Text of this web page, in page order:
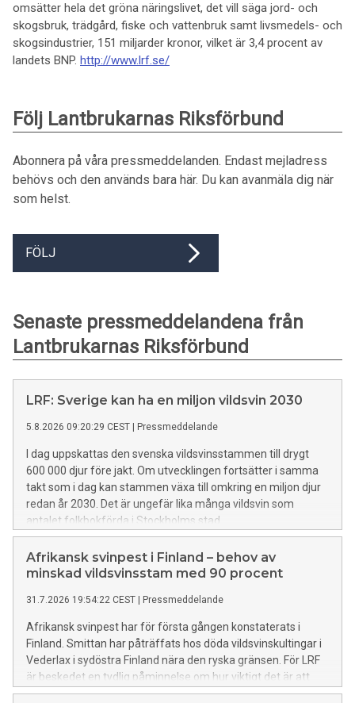
omsätter hela det gröna näringslivet, det vill säga jord- och
skogsbruk, trädgård, fiske och vattenbruk samt livsmedels- och
skogsindustrier, 151 miljarder kronor, vilket är 3,4 procent av
landets BNP. http://www.lrf.se/
Följ Lantbrukarnas Riksförbund
Abonnera på våra pressmeddelanden. Endast mejladress
behövs och den används bara här. Du kan avanmäla dig när
som helst.
FÖLJ
Senaste pressmeddelandena från
Lantbrukarnas Riksförbund
LRF: Sverige kan ha en miljon vildsvin 2030
5.8.2026 09:20:29 CEST Pressmeddelande
I dag uppskattas den svenska vildsvinsstammen till drygt
600 000 djur före jakt. Om utvecklingen fortsätter i samma
takt som i dag kan stammen växa till omkring en miljon djur
redan år 2030. Det är ungefär lika många vildsvin som
antalet folkbokförda i Stockholms stad.
Afrikansk svinpest i Finland – behov av
minskad vildsvinsstam med 90 procent
31.7.2026 19:54:22 CEST Pressmeddelande
Afrikansk svinpest har för första gången konstaterats i
Finland. Smittan har påträffats hos döda vildsvinskultingar i
Vederlax i sydöstra Finland nära den ryska gränsen. För LRF
är beskedet en tydlig påminnelse om hur viktigt det är att
fortsätta arbetet för att minska riskerna för smittspridning